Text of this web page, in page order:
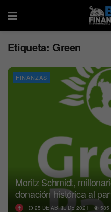
Etiqueta: Green
FINANZAS
Moritz Schmidt,
donación histórica al
25 DE ABRIL DE 2021 585